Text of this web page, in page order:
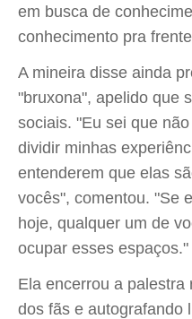
em busca de
conhecimento pra
A mineira disse ainda
"bruxona", apelido que
sociais. "Eu sei que
dividir minhas
entenderem que elas
vocês", comentou. "Se
hoje, qualquer um de
ocupar esses espaços."
Ela encerrou a
dos fãs e autografando